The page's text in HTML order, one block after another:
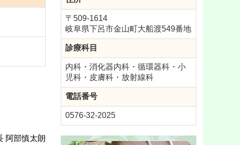
阿部慎太朗
〒509-1614
岐阜県下呂市金山町大船渡549番地
診療科目
内科・消化器内科・循環器科・小
児科・皮膚科・放射線科
電話番号
0576-32-2025